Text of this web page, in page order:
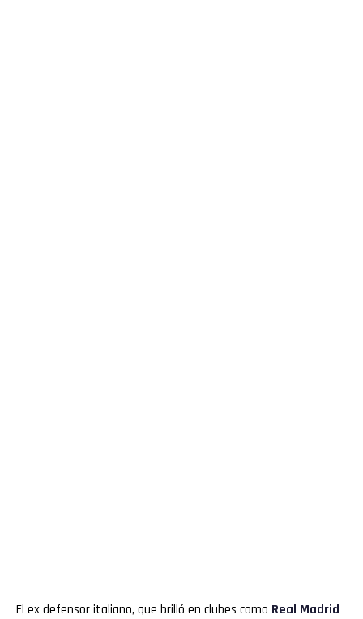
El ex defensor italiano, que brilló en clubes como Real Madrid